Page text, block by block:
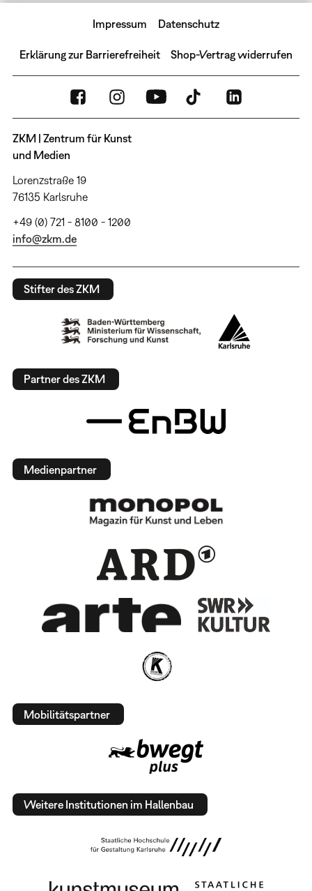
Impressum Datenschutz
Erklärung zur Barrierefreiheit Shop-Vertrag widerrufen
ZKM | Zentrum für Kunst
und Medien
Lorenzstraße 19
76135 Karlsruhe
+49 (0) 721 - 8100 - 1200
info@zkm.de
Stifter des ZKM
Partner des ZKM
Medienpartner
Mobilitätspartner
Weitere Institutionen im Hallenbau